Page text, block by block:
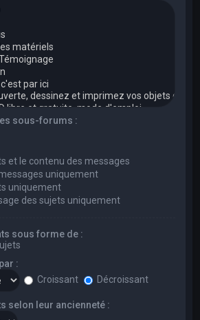
sous-forums :
et le contenu des messages
uniquement
uniquement
des sujets uniquement
sous forme de :
:
Croissant
Décroissant
selon leur ancienneté :